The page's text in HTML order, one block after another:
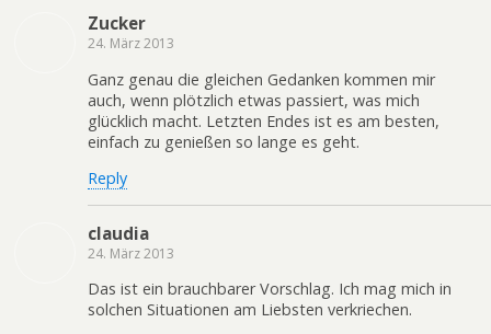
Zucker
24. März 2013
Ganz genau die gleichen Gedanken kommen mir
auch, wenn plötzlich etwas passiert, was mich
glücklich macht. Letzten Endes ist es am besten,
einfach zu genießen so lange es geht.
Reply
claudia
24. März 2013
Das ist ein brauchbarer Vorschlag. Ich mag mich in
solchen Situationen am Liebsten verkriechen.